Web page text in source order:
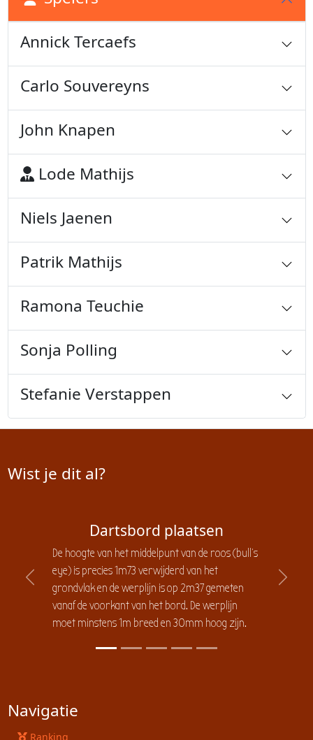
Annick Tercaefs
Carlo Souvereyns
John Knapen
Lode Mathijs
Niels Jaenen
Patrik Mathijs
Ramona Teuchie
Sonja Polling
Stefanie Verstappen
Wist je dit al?
Dartsbord plaatsen
De hoogte van het middelpunt van de roos (bull's
eye) is precies 1m73 verwijderd van het
grondvlak en de werplijn is op 2m37 gemeten
vanaf de voorkant van het bord. De werplijn
moet minstens 1m breed en 30mm hoog zijn.
Previous Next
Navigatie
Ranking